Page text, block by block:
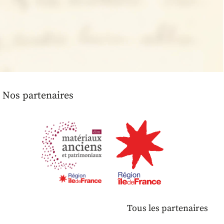
Nos partenaires
Tous les partenaires